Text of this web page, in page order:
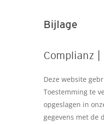
Bijlage
Complianz |
Deze website
Toestemming te
opgeslagen in
gegevens met de